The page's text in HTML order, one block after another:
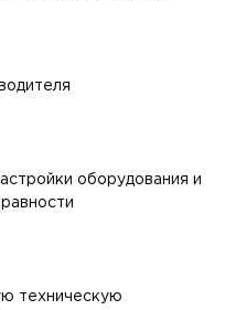
оборудования и
техническую